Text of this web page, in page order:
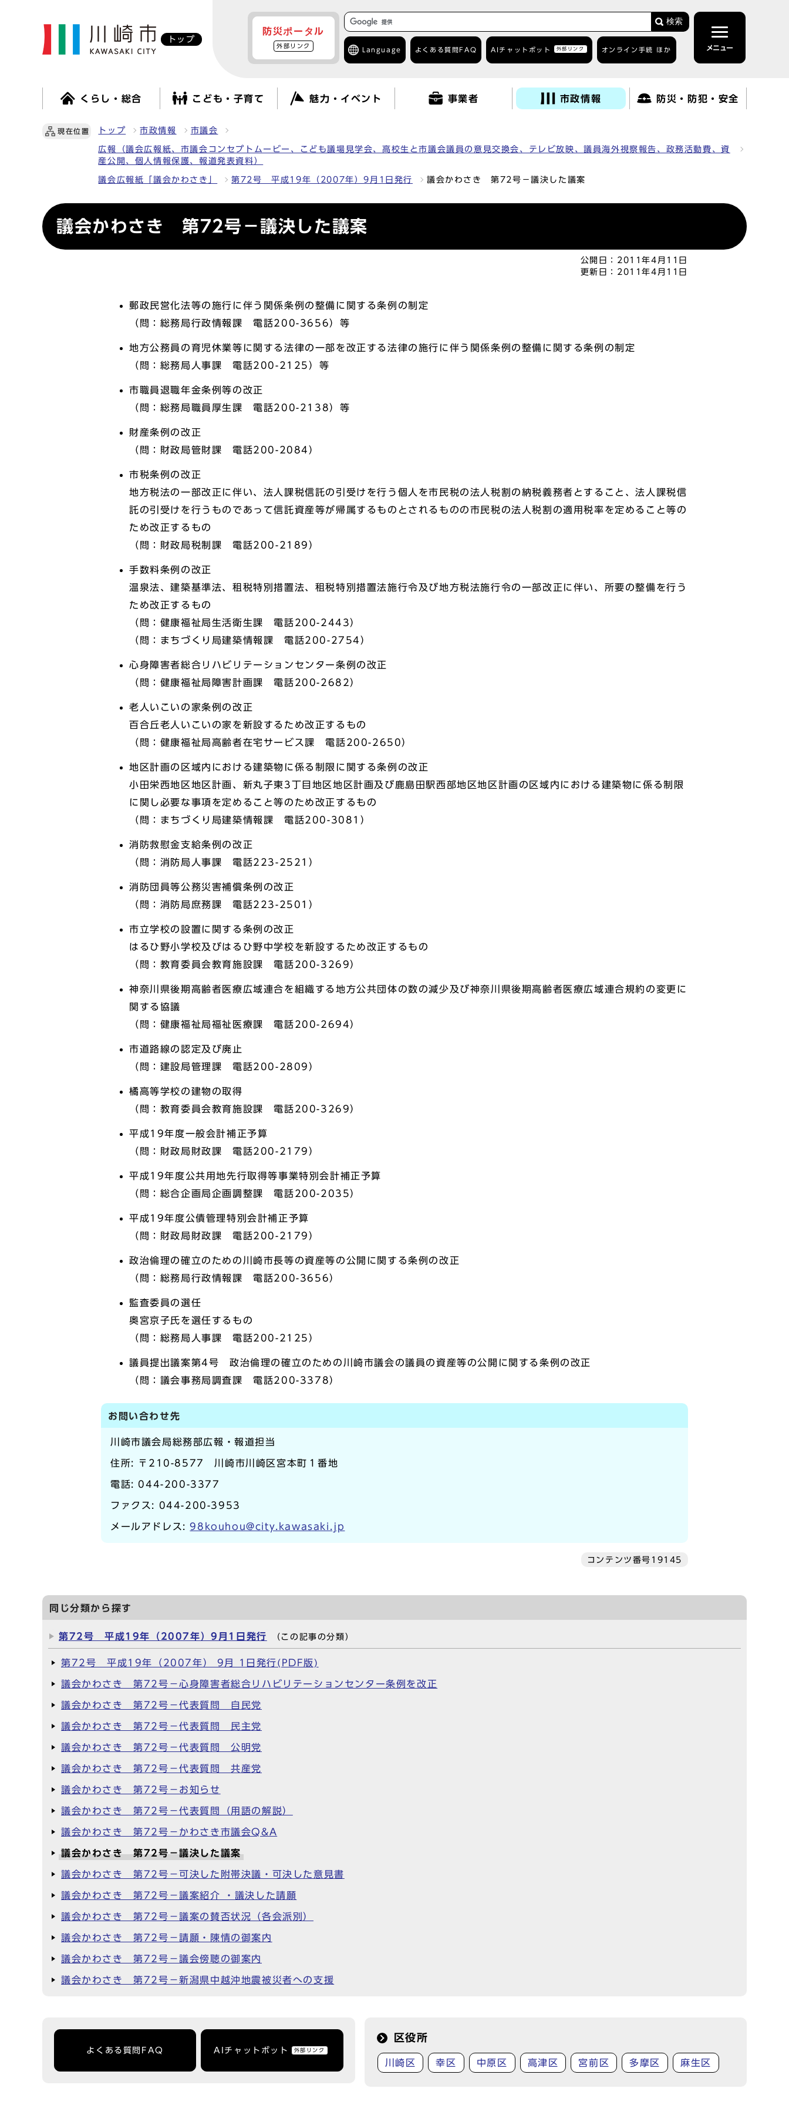
トップ
防災ポータル
外部リンク
検索
Language よくある質問 FAQ AIチャットボット 外部リンク オンライン手続 ほか メニュー
くらし・総合 こども・子育て 魅力・イベント 事業者 市政情報 防災・防犯・安全
現在位置 トップ 市政情報 市議会
広報（議会広報紙、市議会コンセプトムービー、こども議場見学会、高校生と市議会議員の意見交換会、テレビ放映、議員海外視察報告、政務活動費、資
産公開、個人情報保護、報道発表資料）
議会広報紙「議会かわさき」 第72号 平成19年（2007年）9月1日発行 議会かわさき 第72号－議決した議案
議会かわさき 第72号－議決した議案
公開日： 2011年4月11日
更新日： 2011年4月11日
郵政民営化法等の施行に伴う関係条例の整備に関する条例の制定
（問：総務局行政情報課 電話200-3656）等
地方公務員の育児休業等に関する法律の一部を改正する法律の施行に伴う関係条例の整備に関する条例の制定
（問：総務局人事課 電話200-2125）等
市職員退職年金条例等の改正
（問：総務局職員厚生課 電話200-2138）等
財産条例の改正
（問：財政局管財課 電話200-2084）
市税条例の改正
地方税法の一部改正に伴い、法人課税信託の引受けを行う個人を市民税の法人税割の納税義務者とすること、法人課税信
託の引受けを行うものであって信託資産等が帰属するものとされるものの市民税の法人税割の適用税率を定めること等の
ため改正するもの
（問：財政局税制課 電話200-2189）
手数料条例の改正
温泉法、建築基準法、租税特別措置法、租税特別措置法施行令及び地方税法施行令の一部改正に伴い、所要の整備を行う
ため改正するもの
（問：健康福祉局生活衛生課 電話200-2443）
（問：まちづくり局建築情報課 電話200-2754）
心身障害者総合リハビリテーションセンター条例の改正
（問：健康福祉局障害計画課 電話200-2682）
老人いこいの家条例の改正
百合丘老人いこいの家を新設するため改正するもの
（問：健康福祉局高齢者在宅サービス課 電話200-2650）
地区計画の区域内における建築物に係る制限に関する条例の改正
小田栄西地区地区計画、新丸子東3丁目地区地区計画及び鹿島田駅西部地区地区計画の区域内における建築物に係る制限
に関し必要な事項を定めること等のため改正するもの
（問：まちづくり局建築情報課 電話200-3081）
消防救慰金支給条例の改正
（問：消防局人事課 電話223-2521）
消防団員等公務災害補償条例の改正
（問：消防局庶務課 電話223-2501）
市立学校の設置に関する条例の改正
はるひ野小学校及びはるひ野中学校を新設するため改正するもの
（問：教育委員会教育施設課 電話200-3269）
神奈川県後期高齢者医療広域連合を組織する地方公共団体の数の減少及び神奈川県後期高齢者医療広域連合規約の変更に
関する協議
（問：健康福祉局福祉医療課 電話200-2694）
市道路線の認定及び廃止
（問：建設局管理課 電話200-2809）
橘高等学校の建物の取得
（問：教育委員会教育施設課 電話200-3269）
平成19年度一般会計補正予算
（問：財政局財政課 電話200-2179）
平成19年度公共用地先行取得等事業特別会計補正予算
（問：総合企画局企画調整課 電話200-2035）
平成19年度公債管理特別会計補正予算
（問：財政局財政課 電話200-2179）
政治倫理の確立のための川崎市長等の資産等の公開に関する条例の改正
（問：総務局行政情報課 電話200-3656）
監査委員の選任
奥宮京子氏を選任するもの
（問：総務局人事課 電話200-2125）
議員提出議案第4号 政治倫理の確立のための川崎市議会の議員の資産等の公開に関する条例の改正
（問：議会事務局調査課 電話200-3378）
お問い合わせ先
川崎市議会局総務部広報・報道担当
住所: 〒210-8577 川崎市川崎区宮本町１番地
電話: 044-200-3377
ファクス: 044-200-3953
メールアドレス:98kouhou@city.kawasaki.jp
コンテンツ番号19145
同じ分類から探す
第72号 平成19年（2007年）9月1日発行 （この記事の分類）
第72号 平成19年（2007年） 9月 1日発行(PDF版)
議会かわさき 第72号－心身障害者総合リハビリテーションセンター条例を改正
議会かわさき 第72号－代表質問 自民党
議会かわさき 第72号－代表質問 民主党
議会かわさき 第72号－代表質問 公明党
議会かわさき 第72号－代表質問 共産党
議会かわさき 第72号－お知らせ
議会かわさき 第72号－代表質問（用語の解説）
議会かわさき 第72号－かわさき市議会Q&A
議会かわさき 第72号－議決した議案
議会かわさき 第72号－可決した附帯決議・可決した意見書
議会かわさき 第72号－議案紹介 ・議決した請願
議会かわさき 第72号－議案の賛否状況（各会派別）
議会かわさき 第72号－請願・陳情の御案内
議会かわさき 第72号－議会傍聴の御案内
議会かわさき 第72号－新潟県中越沖地震被災者への支援
よくある質問FAQ AIチャットボット 外部リンク
区役所
川崎区 幸区 中原区 高津区 宮前区 多摩区 麻生区